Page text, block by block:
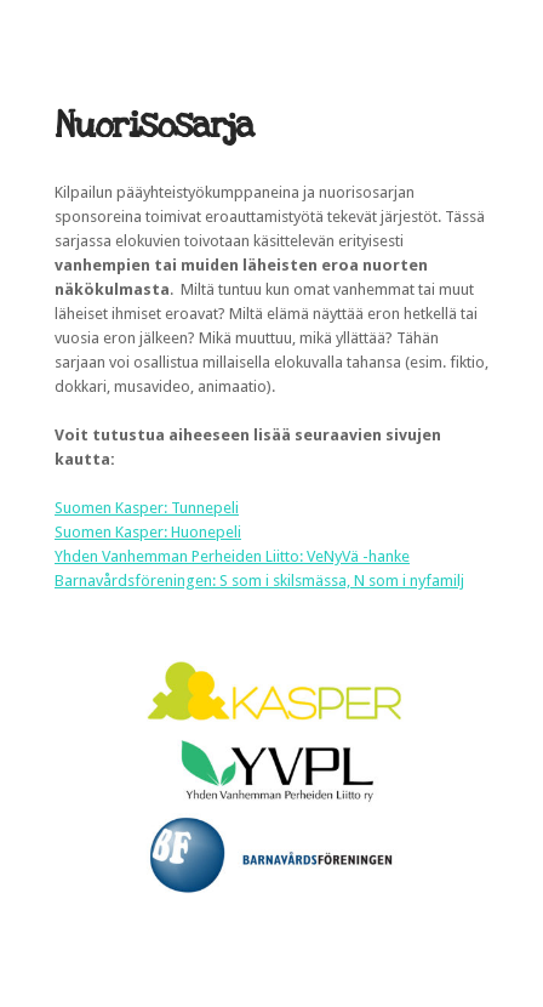
Nuorisosarja
Kilpailun pääyhteistyökumppaneina ja nuorisosarjan
sponsoreina toimivat eroauttamistyötä tekevät järjestöt. Tässä
sarjassa elokuvien toivotaan käsittelevän erityisesti
vanhempien tai muiden läheisten eroa nuorten
näkökulmasta. Miltä tuntuu kun omat vanhemmat tai muut
läheiset ihmiset eroavat? Miltä elämä näyttää eron hetkellä tai
vuosia eron jälkeen? Mikä muuttuu, mikä yllättää? Tähän
sarjaan voi osallistua millaisella elokuvalla tahansa (esim. fiktio,
dokkari, musavideo, animaatio).
Voit tutustua aiheeseen lisää seuraavien sivujen
kautta:
Suomen Kasper: Tunnepeli
Suomen Kasper: Huonepeli
Yhden Vanhemman Perheiden Liitto: VeNyVä -hanke
Barnavårdsföreningen: S som i skilsmässa, N som i nyfamilj